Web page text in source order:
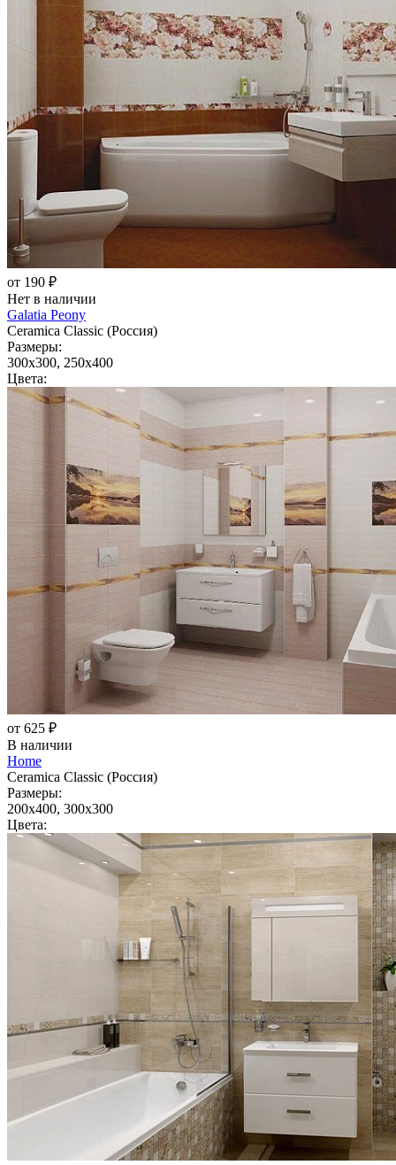
от 190 ₽
Нет в наличии
Galatia Peony
Ceramica Classic (Россия)
Размеры:
300x300, 250x400
Цвета:
от 625 ₽
В наличии
Home
Ceramica Classic (Россия)
Размеры:
200x400, 300x300
Цвета: